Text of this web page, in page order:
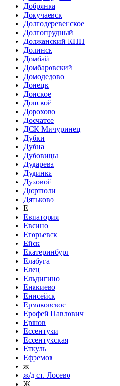
Добрянка
Докучаевск
Долгодеревенское
Долгопрудный
Должанский КПП
Долинск
Домбай
Домбаровский
Домодедово
Донецк
Донское
Донской
Дорохово
Досчатое
ДСК Мичуринец
Дубки
Дубна
Дубовицы
Дударева
Дудинка
Духовой
Дюртюли
Дятьково
Е
Евпатория
Евсино
Егорьевск
Ейск
Екатеринбург
Елабуга
Елец
Ельдигино
Енакиево
Енисейск
Ермаковское
Ерофей Павлович
Ершов
Ессентуки
Ессентукская
Еткуль
Ефремов
ж
ж/д ст. Лосево
Ж